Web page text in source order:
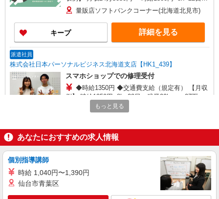
残(10h) ●交通費支給(規定有) ●残業手当（時給
×1.25） ●各種手当支給 各種社会保険完備/年次有
給休暇/昇給制度 時間外手当/制服貸与/携帯電話割
引 無料の健康診断/介護・育児休暇など充実★
量販店ソフトバンクコーナー(北海道北見市)
キープ 詳細を見る
派遣社員
株式会社日本パーソナルビジネス北海道支店【HK1_439】
スマホショップでの修理受付
◆時給1350円 ◆交通費支給（規定有） 【月収
例】 時給1350円×8h×23日＋残業20h ＝27万
間外手当／ 有給（取得率100％）／産休・育休
◆ソフトバンク北見三輪店 ◆北海道北見市
キープ 詳細を見る
派遣社員
株式会社日本パーソナルビジネス北海道支店【HK1_439】
スマホショップでの修理受付
【時給】 初日から時給1300円スタート◎ 【月
収例】 月収24万5050円 ＝時給1300円×8h×22日＋
もっと見る
あなたにおすすめの求人情報
個別指導講師
時給 1,040円〜1,390円
仙台市青葉区